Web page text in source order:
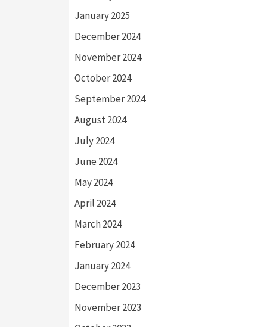
January 2025
December 2024
November 2024
October 2024
September 2024
August 2024
July 2024
June 2024
May 2024
April 2024
March 2024
February 2024
January 2024
December 2023
November 2023